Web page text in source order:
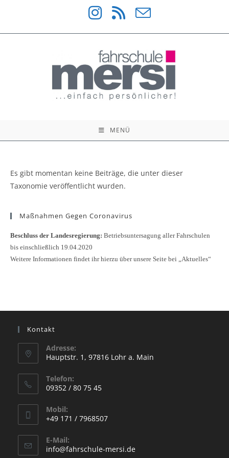
springen
MENÜ
Es gibt momentan keine Beiträge, die unter dieser
Taxonomie veröffentlicht wurden.
Maßnahmen Gegen Coronavirus
Beschluss der Landesregierung: Betriebsuntersagung aller Fahrschulen
bis einschließlich 19.04.2020
Weitere Informationen findet ihr hierzu über unsere Seite bei „Aktuelles“
Kontakt
Adresse:
Hauptstr. 1, 97816 Lohr a. Main
in
a
new
tab
Telefon:
09352 / 80 75 45
in
your
application
Mobil:
+49 171 / 7968507
in
your
E-Mail:
info@fahrschule-mersi.deOpens